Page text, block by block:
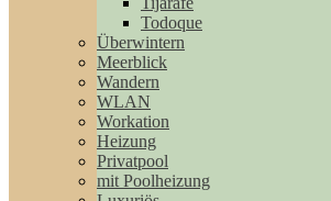
Todoque
Überwintern
Meerblick
Wandern
WLAN
Workation
Heizung
Privatpool
mit Poolheizung